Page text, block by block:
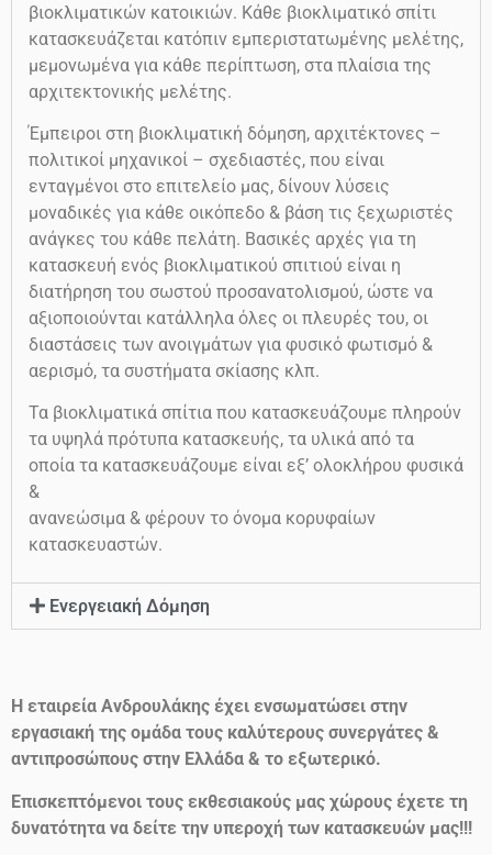
βιοκλιματικών κατοικιών. Κάθε βιοκλιματικό σπίτι
κατασκευάζεται κατόπιν εμπεριστατωμένης μελέτης,
μεμονωμένα για κάθε περίπτωση, στα πλαίσια της
αρχιτεκτονικής μελέτης.
Έμπειροι στη βιοκλιματική δόμηση, αρχιτέκτονες –
πολιτικοί μηχανικοί – σχεδιαστές, που είναι
ενταγμένοι στο επιτελείο μας, δίνουν λύσεις
μοναδικές για κάθε οικόπεδο & βάση τις ξεχωριστές
ανάγκες του κάθε πελάτη. Βασικές αρχές για τη
κατασκευή ενός βιοκλιματικού σπιτιού είναι η
διατήρηση του σωστού προσανατολισμού, ώστε να
αξιοποιούνται κατάλληλα όλες οι πλευρές του, οι
διαστάσεις των ανοιγμάτων για φυσικό φωτισμό &
αερισμό, τα συστήματα σκίασης κλπ.
Τα βιοκλιματικά σπίτια που κατασκευάζουμε πληρούν
τα υψηλά πρότυπα κατασκευής, τα υλικά από τα
οποία τα κατασκευάζουμε είναι εξ’ ολοκλήρου φυσικά
&
ανανεώσιμα & φέρουν το όνομα κορυφαίων
κατασκευαστών.
Ενεργειακή Δόμηση
Η εταιρεία Ανδρουλάκης έχει ενσωματώσει στην
εργασιακή της ομάδα τους καλύτερους συνεργάτες &
αντιπροσώπους στην Ελλάδα & το εξωτερικό.
Επισκεπτόμενοι τους εκθεσιακούς μας χώρους έχετε τη
δυνατότητα να δείτε την υπεροχή των κατασκευών μας!!!